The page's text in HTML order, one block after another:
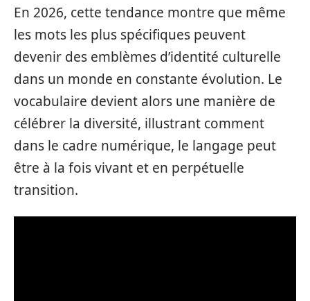
En 2026, cette tendance montre que même
les mots les plus spécifiques peuvent
devenir des emblèmes d’identité culturelle
dans un monde en constante évolution. Le
vocabulaire devient alors une manière de
célébrer la diversité, illustrant comment
dans le cadre numérique, le langage peut
être à la fois vivant et en perpétuelle
transition.